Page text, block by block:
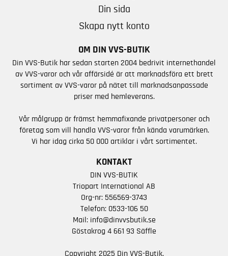
Din sida
Skapa nytt konto
OM DIN VVS-BUTIK
Din VVS-Butik har sedan starten 2004 bedrivit internethandel
av VVS-varor och vår affärsidé är att marknadsföra ett brett
sortiment av VVS-varor på nätet till marknadsanpassade
priser med hemleverans.
Vår målgrupp är främst hemmafixande privatpersoner och
företag som vill handla VVS-varor från kända varumärken.
Vi har idag cirka 50 000 artiklar i vårt sortimentet.
KONTAKT
DIN VVS-BUTIK
Triopart International AB
Org-nr: 556569-3743
Telefon: 0533-106 50
Mail: info@dinvvsbutik.se
Göstakrog 4 661 93 Säffle
Copyright 2025 Din VVS-Butik.